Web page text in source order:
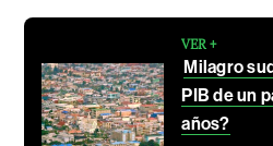
VER +
Milagro
PIB de un
años?